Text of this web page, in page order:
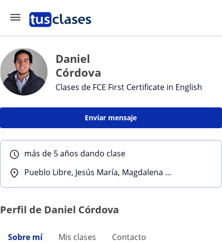
Daniel
Córdova
Clases de FCE First Certificate in English
Enviar mensaje
más de 5 años dando clase
Pueblo Libre, Jesús María, Magdalena Del Mar
Perfil de Daniel Córdova
Sobre mí Mis clases Contacto